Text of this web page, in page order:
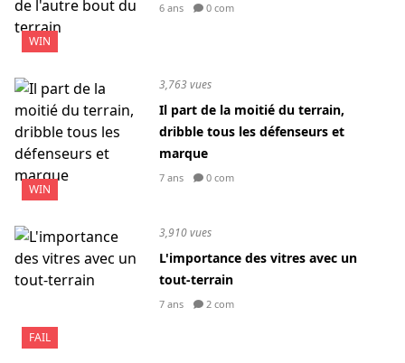
WIN
6 ans 0 com
WIN
3,763 vues
Il part de la moitié du terrain,
dribble tous les défenseurs et
marque
7 ans 0 com
FAIL
3,910 vues
L'importance des vitres avec un
tout-terrain
7 ans 2 com